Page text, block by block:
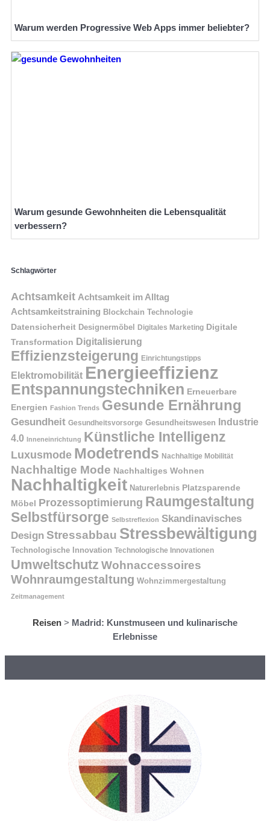
Warum werden Progressive Web Apps immer beliebter?
Warum gesunde Gewohnheiten die Lebensqualität
verbessern?
Schlagwörter
Achtsamkeit Achtsamkeit im Alltag
Achtsamkeitstraining Blockchain Technologie
Datensicherheit Designermöbel Digitales Marketing Digitale
Transformation Digitalisierung
Effizienzsteigerung Einrichtungstipps
Elektromobilität Energieeffizienz
Entspannungstechniken Erneuerbare
Energien Fashion Trends Gesunde Ernährung
Gesundheit Gesundheitsvorsorge Gesundheitswesen
Industrie
4.0
Inneneinrichtung Künstliche Intelligenz
Luxusmode Modetrends Nachhaltige Mobilität
Nachhaltige Mode Nachhaltiges Wohnen
Nachhaltigkeit Naturerlebnis Platzsparende
Möbel
Prozessoptimierung Raumgestaltung
Selbstfürsorge Selbstreflexion Skandinavisches
Design Stressabbau Stressbewältigung
Technologische Innovation Technologische Innovationen
Umweltschutz Wohnaccessoires
Wohnraumgestaltung Wohnzimmergestaltung
Zeitmanagement
Reisen > Madrid: Kunstmuseen und kulinarische
Erlebnisse